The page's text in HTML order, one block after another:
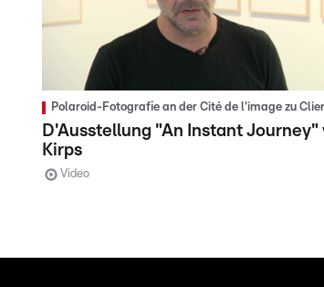
Polaroid-Fotografie an der Cité de l'image zu
D'Ausstellung "An Instant Journey"
Kirps
Video